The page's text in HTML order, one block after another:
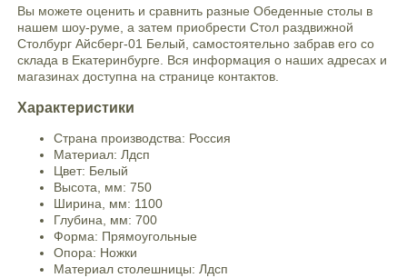
Вы можете оценить и сравнить разные Обеденные столы в
нашем шоу-руме, а затем приобрести Стол раздвижной
Столбург Айсберг-01 Белый, самостоятельно забрав его со
склада в Екатеринбурге. Вся информация о наших адресах и
магазинах доступна на странице контактов.
Характеристики
Страна производства: Россия
Материал: Лдсп
Цвет: Белый
Высота, мм: 750
Ширина, мм: 1100
Глубина, мм: 700
Форма: Прямоугольные
Опора: Ножки
Материал столешницы: Лдсп